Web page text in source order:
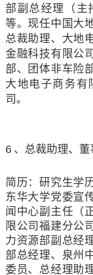
部副总经理（主
等。现任中国大
总裁助理、大地
金融科技有限公
部、团体非车险
大地电子商务有
司。
6 、总裁助理、
简历：研究生学
东华大学党委宣
闻中心副主任（
限公司福建分公
力资源部副总经
部总经理、泉州
委员、总经理助